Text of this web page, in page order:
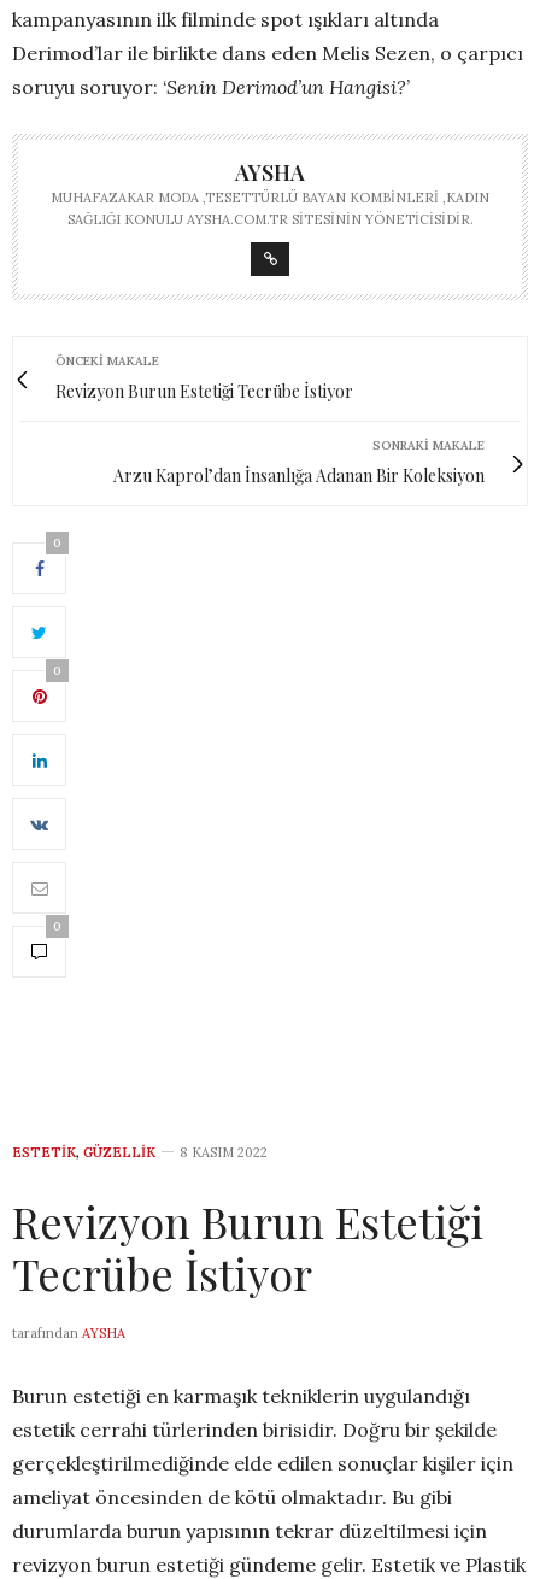
kampanyasının ilk filminde spot ışıkları altında
Derimod’lar ile birlikte dans eden Melis Sezen, o çarpıcı
soruyu soruyor: ‘Senin Derimod’un Hangisi?’
AYSHA
MUHAFAZAKAR MODA ,TESETTÜRLÜ BAYAN KOMBINLERI ,KADIN
SAĞLIĞI KONULU AYSHA.COM.TR SITESININ YÖNETICISIDIR.
ÖNCEKI MAKALE
Revizyon Burun Estetiği Tecrübe İstiyor
SONRAKI MAKALE
Arzu Kaprol’dan İnsanlığa Adanan Bir Koleksiyon
0
0
0
ESTETIK, GÜZELLIK 8 KASIM 2022
Revizyon Burun Estetiği
Tecrübe İstiyor
tarafından AYSHA
Burun estetiği en karmaşık tekniklerin uygulandığı
estetik cerrahi türlerinden birisidir. Doğru bir şekilde
gerçekleştirilmediğinde elde edilen sonuçlar kişiler için
ameliyat öncesinden de kötü olmaktadır. Bu gibi
durumlarda burun yapısının tekrar düzeltilmesi için
revizyon burun estetiği gündeme gelir. Estetik ve Plastik